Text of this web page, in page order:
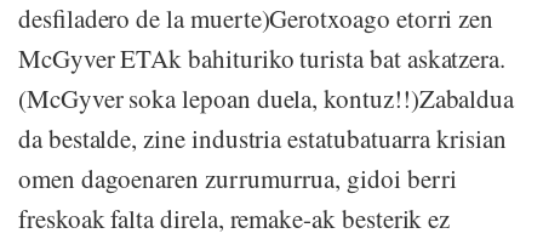
desfiladero de la muerte)Gerotxoago etorri zen
McGyver ETAk bahituriko turista bat askatzera.
(McGyver soka lepoan duela, kontuz!!)Zabaldua
da bestalde, zine industria estatubatuarra krisian
omen dagoenaren zurrumurrua, gidoi berri
freskoak falta direla, remake-ak besterik ez